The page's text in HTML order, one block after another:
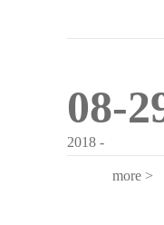
08-
2018 -
more >